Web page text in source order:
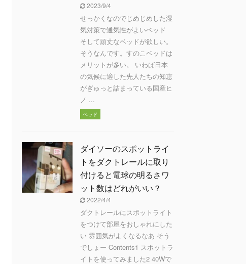
2023/9/4
せっかくなのでじめじめした湿
気対策で通気性がよいベッド
そして頑丈なベッドが欲しい。
そうなんです。すのこベッドは
メリットが多い。 いわば日本
の気候に適した先人たちの知恵
がぎゅっと詰まっている国産ヒ
ノ ...
ベッド
ダイソーのスポットライ
トをダクトレールに取り
付けると電球の明るさワ
ット数はどれがいい？
2022/4/4
ダクトレールにスポットライト
をつけて部屋をおしゃれにした
い 雰囲気がよくなるなあ そう
でしょー Contents1 スポットラ
イトを使ってみました2 40Wで